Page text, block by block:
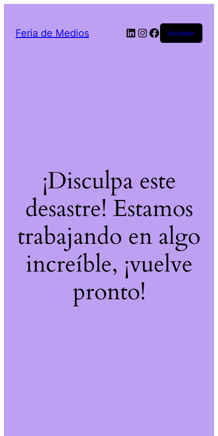
Feria de Medios LinkedIn
Instagram
Facebook
Acceder
¡Disculpa este
desastre! Estamos
trabajando en algo
increíble, ¡vuelve
pronto!